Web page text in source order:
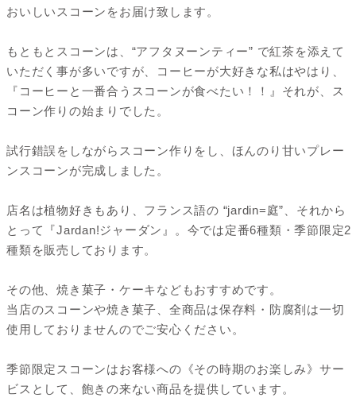
おいしいスコーンをお届け致します。
もともとスコーンは、“アフタヌーンティー” で紅茶を添えて
いただく事が多いですが、コーヒーが大好きな私はやはり、
『コーヒーと一番合うスコーンが食べたい！！』それが、ス
コーン作りの始まりでした。
試行錯誤をしながらスコーン作りをし、ほんのり甘いプレー
ンスコーンが完成しました。
店名は植物好きもあり、フランス語の “jardin=庭”、それから
とって『Jardan!ジャーダン』。今では定番6種類・季節限定2
種類を販売しております。
その他、焼き菓子・ケーキなどもおすすめです。
当店のスコーンや焼き菓子、全商品は保存料・防腐剤は一切
使用しておりませんのでご安心ください。
季節限定スコーンはお客様への《その時期のお楽しみ》サー
ビスとして、飽きの来ない商品を提供しています。